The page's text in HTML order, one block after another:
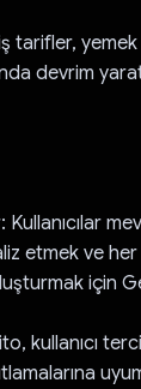
tarifler,
devrim
Kullanıcılar
etmek ve her
için
kullanıcı